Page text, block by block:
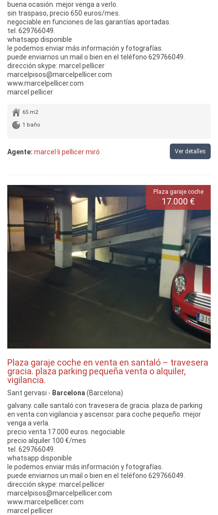
buena ocasión. mejor venga a verlo.
sin traspaso, precio 650 euros/mes.
negociable en funciones de las garantías aportadas.
tel. 629766049.
whatsapp disponible
le podemos enviar más información y fotografías.
puede enviarnos un mail o bien en el teléfono 629766049.
dirección skype: marcel.pellicer
marcelpisos@marcelpellicer.com
www.marcelpellicer.com
marcel pellicer
65 m2
1 baño
Agente: marcel·li pellicer miró Ver detalles
Plaza garaje coche
17.000 €
Plaza garaje coche en venta en santaló – travesera
gracia. plaza parking pequeña venta o alquiler,
vigilancia.
Sant gervasi - Barcelona (Barcelona)
galvany. calle santaló con travesera de gracia. plaza de parking
en venta con vigilancia y ascensor. para coche pequeño. mejor
venga a verla.
precio venta 17.000 euros. negociable
precio alquiler 100 €/mes
tel. 629766049.
whatsapp disponible
le podemos enviar más información y fotografías.
puede enviarnos un mail o bien en el teléfono 629766049.
dirección skype: marcel.pellicer
marcelpisos@marcelpellicer.com
www.marcelpellicer.com
marcel pellicer